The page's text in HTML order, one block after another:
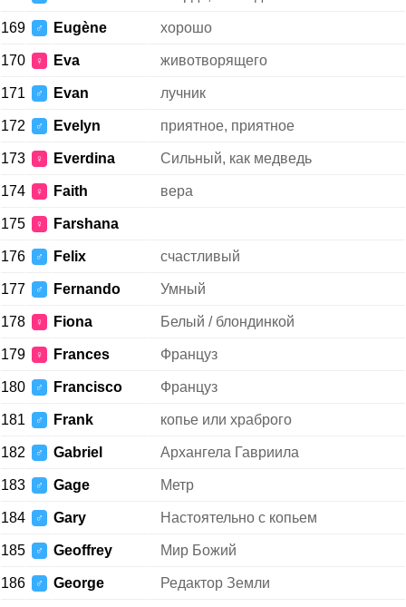
169 ♂ Eugène хорошо
170 ♀ Eva животворящего
171 ♂ Evan лучник
172 ♂ Evelyn приятное, приятное
173 ♀ Everdina Сильный, как медведь
174 ♀ Faith вера
175 ♀ Farshana
176 ♂ Felix счастливый
177 ♂ Fernando Умный
178 ♀ Fiona Белый / блондинкой
179 ♀ Frances Француз
180 ♂ Francisco Француз
181 ♂ Frank копье или храброго
182 ♂ Gabriel Архангела Гавриила
183 ♂ Gage Метр
184 ♂ Gary Настоятельно с копьем
185 ♂ Geoffrey Мир Божий
186 ♂ George Редактор Земли